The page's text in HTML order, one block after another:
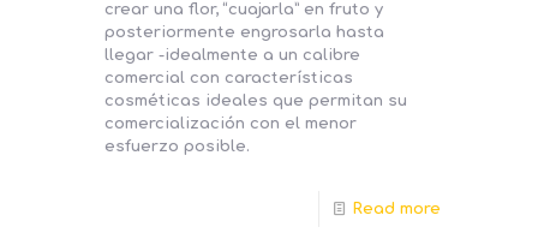
crear una flor, “cuajarla” en fruto y
posteriormente engrosarla hasta
llegar -idealmente a un calibre
comercial con características
cosméticas ideales que permitan su
comercialización con el menor
esfuerzo posible.
Read more